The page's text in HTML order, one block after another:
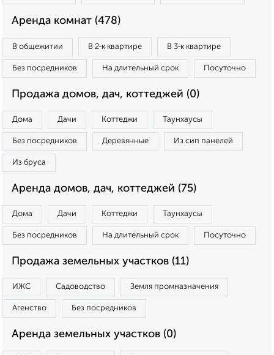
Аренда комнат (478)
В общежитии В 2‑к квартире В 3‑к квартире
Без посредников На длительный срок Посуточно
Продажа домов, дач, коттеджей (0)
Дома Дачи Коттеджи Таунхаусы
Без посредников Деревянные Из сип панелей
Из бруса
Аренда домов, дач, коттеджей (75)
Дома Дачи Коттеджи Таунхаусы
Без посредников На длительный срок Посуточно
Продажа земельных участков (11)
ИЖС Садоводство Земля промназначения
Агенство Без посредников
Аренда земельных участков (0)